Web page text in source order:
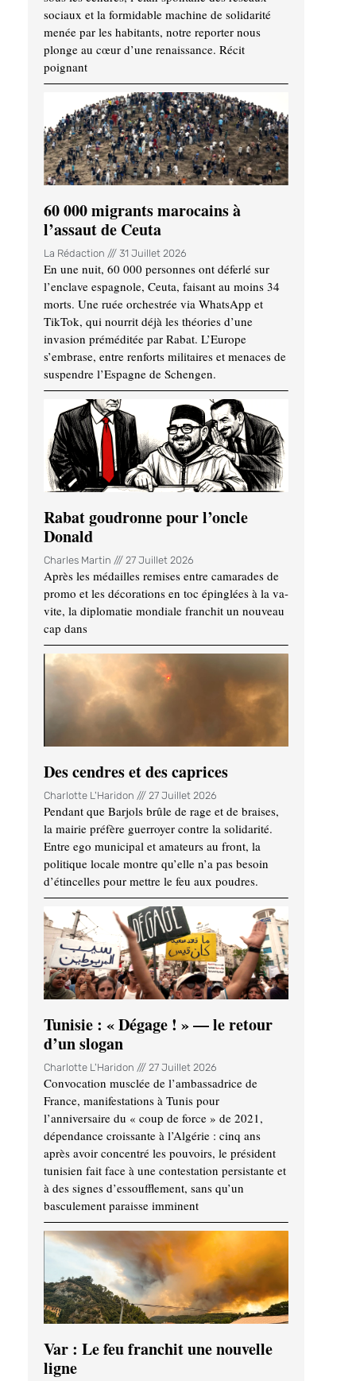
sociaux et la formidable machine de solidarité
menée par les habitants, notre reporter nous
plonge au cœur d’une renaissance. Récit
poignant
60 000 migrants marocains à
l’assaut de Ceuta
La Rédaction 31 Juillet 2026
En une nuit, 60 000 personnes ont déferlé sur
l’enclave espagnole, Ceuta, faisant au moins 34
morts. Une ruée orchestrée via WhatsApp et
TikTok, qui nourrit déjà les théories d’une
invasion préméditée par Rabat. L’Europe
s’embrase, entre renforts militaires et menaces de
suspendre l’Espagne de Schengen.
Rabat goudronne pour l’oncle
Donald
Charles Martin 27 Juillet 2026
Après les médailles remises entre camarades de
promo et les décorations en toc épinglées à la va-
vite, la diplomatie mondiale franchit un nouveau
cap dans
Des cendres et des caprices
Charlotte L'Haridon 27 Juillet 2026
Pendant que Barjols brûle de rage et de braises,
la mairie préfère guerroyer contre la solidarité.
Entre ego municipal et amateurs au front, la
politique locale montre qu’elle n’a pas besoin
d’étincelles pour mettre le feu aux poudres.
Tunisie : « Dégage ! » — le retour
d’un slogan
Charlotte L'Haridon 27 Juillet 2026
Convocation musclée de l’ambassadrice de
France, manifestations à Tunis pour
l’anniversaire du « coup de force » de 2021,
dépendance croissante à l’Algérie : cinq ans
après avoir concentré les pouvoirs, le président
tunisien fait face à une contestation persistante et
à des signes d’essoufflement, sans qu’un
basculement paraisse imminent
Var : Le feu franchit une nouvelle
ligne